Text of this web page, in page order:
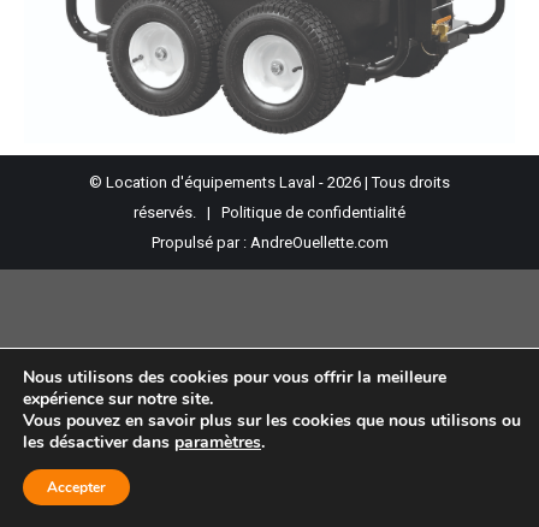
© Location d'équipements Laval - 2026 | Tous droits
réservés. | Politique de confidentialité
Propulsé par : AndreOuellette.com
Nous utilisons des cookies pour vous offrir la meilleure
expérience sur notre site.
Vous pouvez en savoir plus sur les cookies que nous utilisons ou
les désactiver dans paramètres.
Accepter